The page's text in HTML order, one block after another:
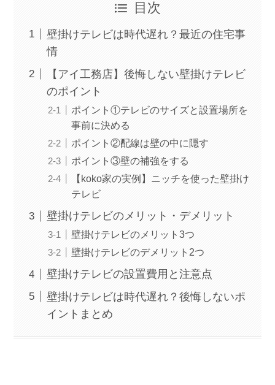
目次
壁掛けテレビは時代遅れ？最近の住宅事
情
【アイ工務店】後悔しない壁掛けテレビ
のポイント
ポイント①テレビのサイズと設置場所を
事前に決める
ポイント②配線は壁の中に隠す
ポイント③壁の補強をする
【koko家の実例】ニッチを使った壁掛け
テレビ
壁掛けテレビのメリット・デメリット
壁掛けテレビのメリット3つ
壁掛けテレビのデメリット2つ
壁掛けテレビの設置費用と注意点
壁掛けテレビは時代遅れ？後悔しないポ
イントまとめ